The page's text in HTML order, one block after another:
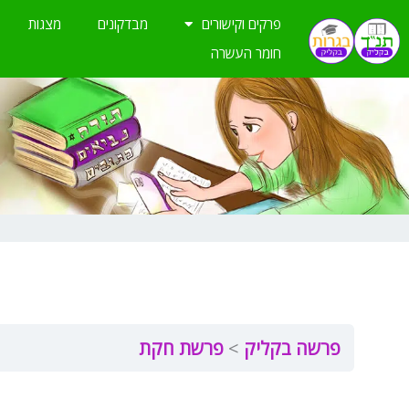
לתוכן
פרקים וקישורים מבדקונים מצגות
חומר העשרה
פרשה בקליק פרשת חקת